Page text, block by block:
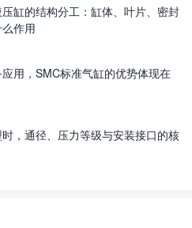
缸的结构分工：缸体、叶片、密封
作用
用，SMC标准气缸的优势体现在
，通径、压力等级与安装接口的核